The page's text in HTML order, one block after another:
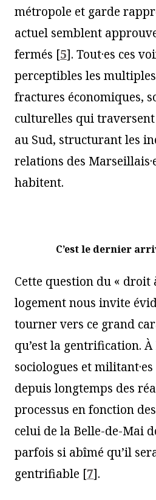
métropole et garde
actuel semblent
fermés [5]. Tout·es ces
perceptibles les
fractures économiques,
culturelles qui
au Sud, structurant les
relations des
habitent.
C’est le dernier
Cette question du « droit
logement nous invite
tourner vers ce grand
qu’est la gentrification.
sociologues et
depuis longtemps des
processus en fonction
celui de la Belle-de-Mai
parfois si abîmé qu’il
gentrifiable [7].